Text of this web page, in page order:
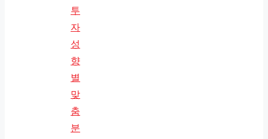
투
자
성
향
별
맞
춤
분